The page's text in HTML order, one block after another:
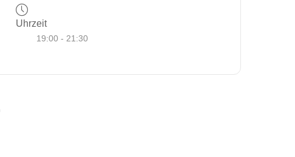
Uhrzeit
19:00 - 21:30